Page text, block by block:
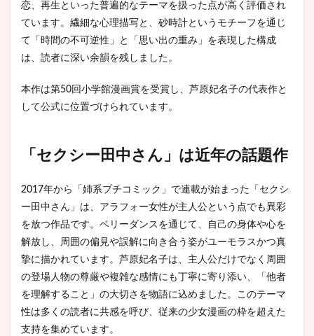
原因
の真
2.4
の対
応
作品
の難
しさ
4
まと
め
恋、再生といった普遍的なテーマを扱った点が高く評価され
ています。繊細な心理描写と、砂時計というモチーフを通じ
て「時間の不可逆性」と「思い出の重み」を表現した構成
は、読者に深い余韻を残しました。
本作は第50回小学館漫画賞を受賞し、芦原妃名子の代表作と
して公式に位置づけられています。
「セクシー田中さん」は近年の話題作
2017年から「姉系プチコミック」で連載が始まった「セクシ
ー田中さん」は、アラフォー女性が主人公という点でも異彩
を放つ作品です。ベリーダンスを通じて、自己の身体や心を
解放し、周囲の偏見や誤解に向き合う姿がユーモラスかつ真
摯に描かれています。芦原妃名子は、主人公だけでなく周囲
の登場人物の尊厳や複雑な感情にも丁寧に寄り添い、「他者
を理解すること」の大切さを物語に込めました。このテーマ
性は多くの読者に共感を呼び、従来の少女漫画の枠を超えた
支持を集めています。